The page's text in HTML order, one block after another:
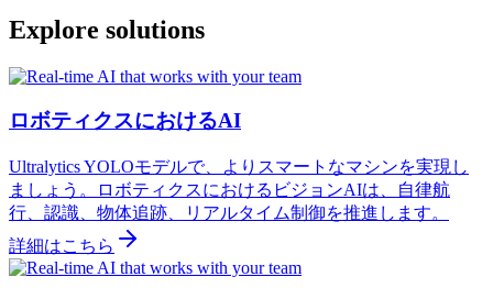
Explore solutions
ロボティクスにおけるAI
Ultralytics YOLOモデルで、よりスマートなマシンを実現し
ましょう。ロボティクスにおけるビジョンAIは、自律航
行、認識、物体追跡、リアルタイム制御を推進します。
詳細はこちら